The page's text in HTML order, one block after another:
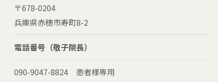
〒678-0204
兵庫県赤穂市寿町8-2
電話番号（敬子院長）
090-9047-8824 患者様専用